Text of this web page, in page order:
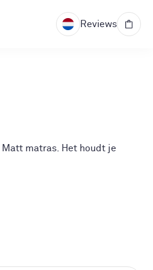
Reviews
matras. Het houdt je